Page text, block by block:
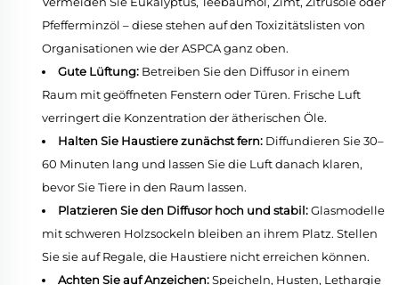
Pfefferminzöl – diese stehen auf den Toxizitätslisten von
Organisationen wie der ASPCA ganz oben.
Gute Lüftung: Betreiben Sie den Diffusor in einem
Raum mit geöffneten Fenstern oder Türen. Frische Luft
verringert die Konzentration der ätherischen Öle.
Halten Sie Haustiere zunächst fern: Diffundieren Sie 30–
60 Minuten lang und lassen Sie die Luft danach klaren,
bevor Sie Tiere in den Raum lassen.
Platzieren Sie den Diffusor hoch und stabil:Glasmodelle
mit schweren Holzsockeln bleiben an ihrem Platz. Stellen
Sie sie auf Regale, die Haustiere nicht erreichen können.
Achten Sie auf Anzeichen:Speicheln, Husten, Lethargie